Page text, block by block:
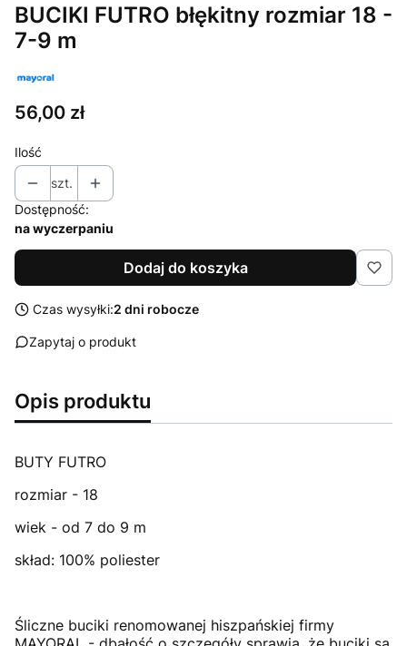
BUCIKI FUTRO błękitny rozmiar 18 -
7-9 m
Cena
56,00 zł
Ilość
szt.
Dostępność:
na wyczerpaniu
Dodaj do koszyka
Czas wysyłki:2 dni robocze
Zapytaj o produkt
Opis produktu
BUTY FUTRO
rozmiar - 18
wiek - od 7 do 9 m
skład: 100% poliester
Śliczne buciki renomowanej hiszpańskiej firmy